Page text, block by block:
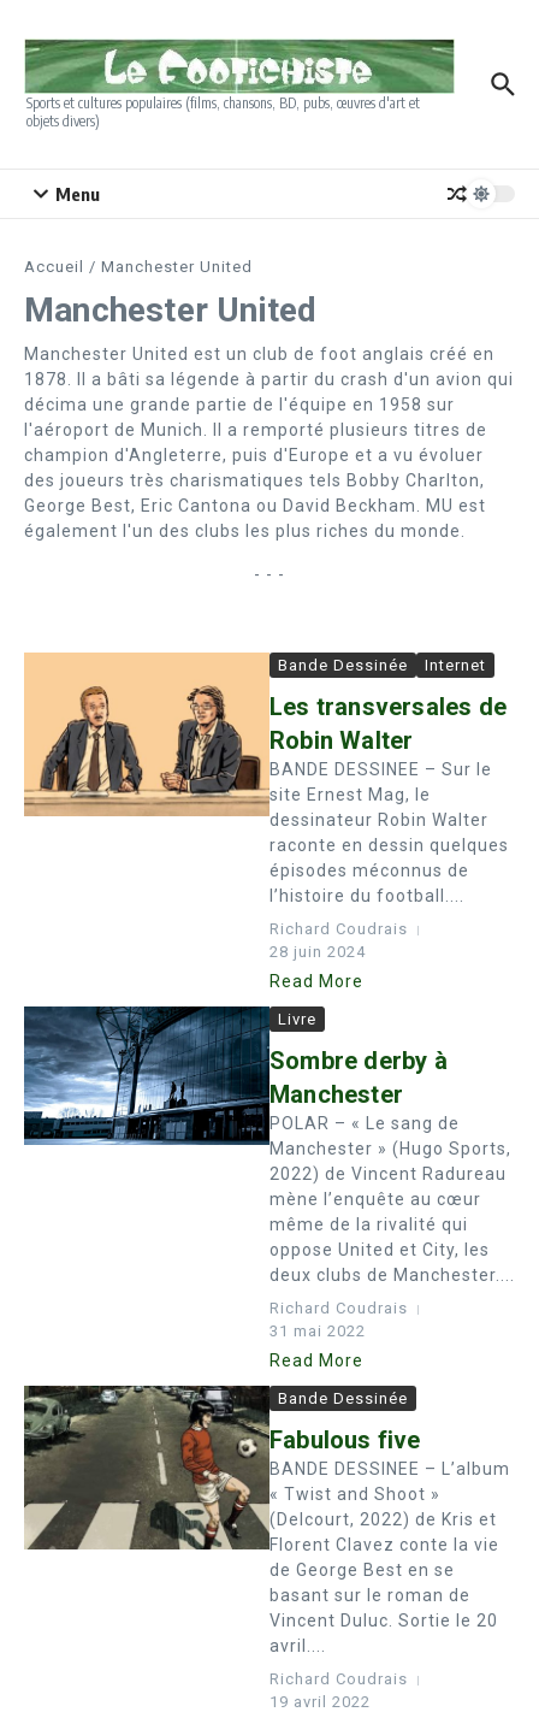
Sports et cultures populaires (films, chansons, BD, pubs, œuvres d'art et
objets divers)
Menu
Accueil / Manchester United
Manchester United
Manchester United est un club de foot anglais créé en
1878. Il a bâti sa légende à partir du crash d'un avion qui
décima une grande partie de l'équipe en 1958 sur
l'aéroport de Munich. Il a remporté plusieurs titres de
champion d'Angleterre, puis d'Europe et a vu évoluer
des joueurs très charismatiques tels Bobby Charlton,
George Best, Eric Cantona ou David Beckham. MU est
également l'un des clubs les plus riches du monde.
- - -
Bande Dessinée Internet
Les transversales de
Robin Walter
BANDE DESSINEE – Sur le
site Ernest Mag, le
dessinateur Robin Walter
raconte en dessin quelques
épisodes méconnus de
l’histoire du football....
Richard Coudrais
28 juin 2024
Read More
Livre
Sombre derby à
Manchester
POLAR – « Le sang de
Manchester » (Hugo Sports,
2022) de Vincent Radureau
mène l’enquête au cœur
même de la rivalité qui
oppose United et City, les
deux clubs de Manchester....
Richard Coudrais
31 mai 2022
Read More
Bande Dessinée
Fabulous five
BANDE DESSINEE – L’album
« Twist and Shoot »
(Delcourt, 2022) de Kris et
Florent Clavez conte la vie
de George Best en se
basant sur le roman de
Vincent Duluc. Sortie le 20
avril....
Richard Coudrais
19 avril 2022